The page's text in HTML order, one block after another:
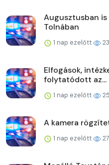
Augusztusban
Tolnában
1 nap ezelőtt 23
Elfogások,
folytatódott az...
1 nap ezelőtt 25
A kamera
1 nap ezelőtt 27